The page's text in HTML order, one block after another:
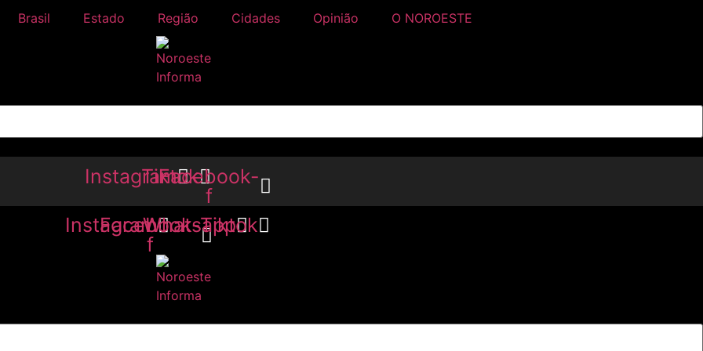
Brasil Estado Região Cidades Opinião O NOROESTE
Instagram
Tiktok
Facebook-
f
Instagram
Facebook-
f
Whatsapp
Tiktok